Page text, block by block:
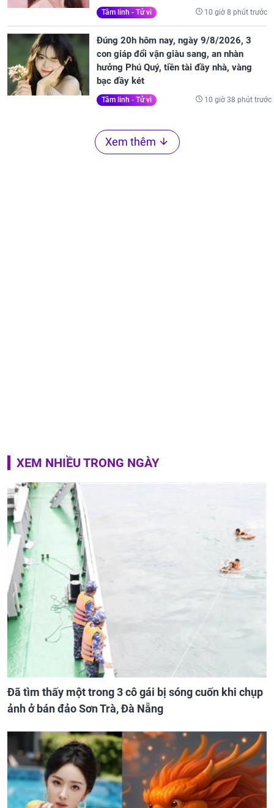
Tâm linh - Tử vi 10 giờ 8 phút trước
Đúng 20h hôm nay, ngày 9/8/2026, 3
con giáp đổi vận giàu sang, an nhàn
hưởng Phú Quý, tiền tài đầy nhà, vàng
bạc đầy két
Tâm linh - Tử vi 10 giờ 38 phút trước
Xem thêm
XEM NHIỀU TRONG NGÀY
Đã tìm thấy một trong 3 cô gái bị sóng cuốn khi chụp
ảnh ở bán đảo Sơn Trà, Đà Nẵng